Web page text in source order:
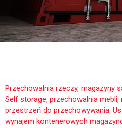
Przechowalnia rzeczy, magazyny
Self storage, przechowalnia mebli,
przestrzeń do przechowywania.
wynajem kontenerowych